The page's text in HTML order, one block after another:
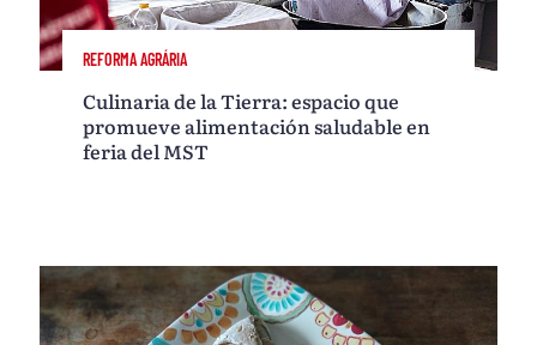
REFORMA AGRÁRIA
Culinaria de la Tierra: espacio que
promueve alimentación saludable en
feria del MST